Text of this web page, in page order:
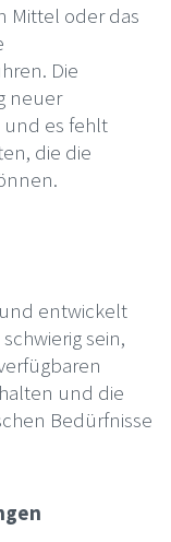
Mittel oder das
Die
neuer
und es fehlt
die die
entwickelt
sein,
und die
Bedürfnisse